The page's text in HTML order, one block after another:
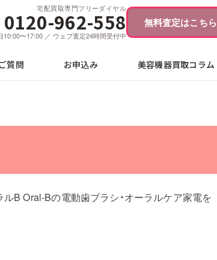
宅配買取専門フリーダイヤル
0120-962-558
10:00〜17:00 ／ ウェブ査定24時間受付中
無料査定はこちら
質問 お申込み 美容機器買取コラム
B Oral-Bの電動歯ブラシ・オーラルケア家電を